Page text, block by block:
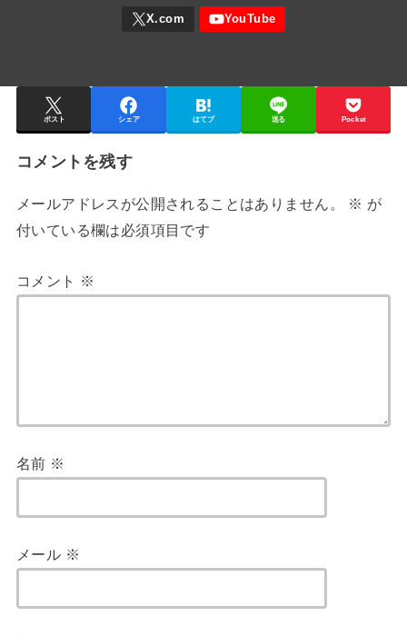
ポスト シェア はてブ 送る Pocket
コメントを残す
メールアドレスが公開されることはありません。 ※ が
付いている欄は必須項目です
コメント ※
名前 ※
メール ※